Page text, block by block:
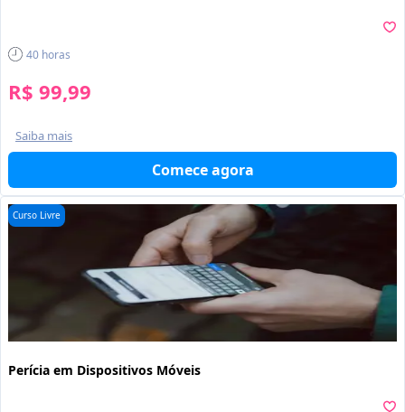
40 horas
R$ 99,99
Saiba mais
Comece agora
Curso Livre
Perícia em Dispositivos Móveis